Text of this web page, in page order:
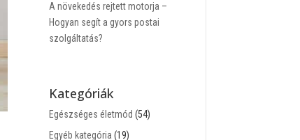
A növekedés rejtett motorja –
Hogyan segít a gyors postai
szolgáltatás?
Kategóriák
Egészséges életmód (54)
Egyéb kategória (19)